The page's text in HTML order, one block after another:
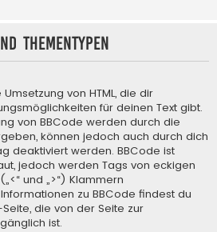
Thementypen
von HTML, die dir
für deinen Text gibt.
von BBCode werden durch die
können jedoch auch durch dich
deaktiviert werden. BBCode ist
jedoch werden Tags von eckigen
und „>“) Klammern
zu BBCode findest du
die von der Seite zur
ist.